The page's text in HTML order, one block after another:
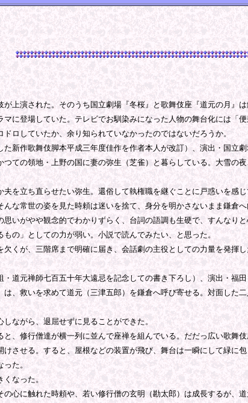
上演された。そのうち国立劇場『冬桜』と歌舞伎座『道元の月』
に登場していた。テレビでお馴染みになった人物の舞台化には「
ロしていたか、余り知られていなかったのではないだろうか。
新作歌舞伎脚本平成三年度佳作を作者本人が改訂）、演出・国立
ての領地・上野の国に妻の弥生（芝雀）と暮らしている。大雪の
を立ち直らせたい弥生。還俗して執権職を継ぐことに戸惑いを感
な常世の姿を見た時頼は迷いを捨て、身分を明かさないまま鎌倉へ
いがやや観念的でわかりずらく、台詞の語調も生硬で、すんなり
の」としての力が弱い。小説で読んでみたい、と思った。
くが、三階席まで明確に届き、会話劇の主役としての力量を発揮
道元禅師七百五十年大遠忌を記念しての書き下ろし）、演出・福
、救いを求めて道元（三津五郎）を鎌倉へ呼び寄せる。対面した
ながら、退屈せずに見ることができた。
、修行僧達が横一列に並んで座禅を組んでいる。だだっ広い歌舞
させる。すると、屋根などの装置が飛び、舞台は一瞬にして緑に
た。
なった。
心に触れた時頼や、若い修行僧の玄明（勘太郎）は成長するが、